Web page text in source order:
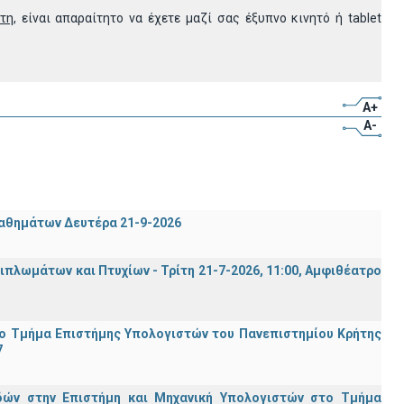
, είναι απαραίτητο να έχετε μαζί σας έξυπνο κινητό ή tablet
A+
A-
Δευτέρα 21-9-2026
και Πτυχίων - Τρίτη 21-7-2026, 11:00, Αμφιθέατρο
Eπιστήμης Υπολογιστών του Πανεπιστημίου Κρήτης
στην Επιστήμη και Μηχανική Υπολογιστών στο Τμήμα